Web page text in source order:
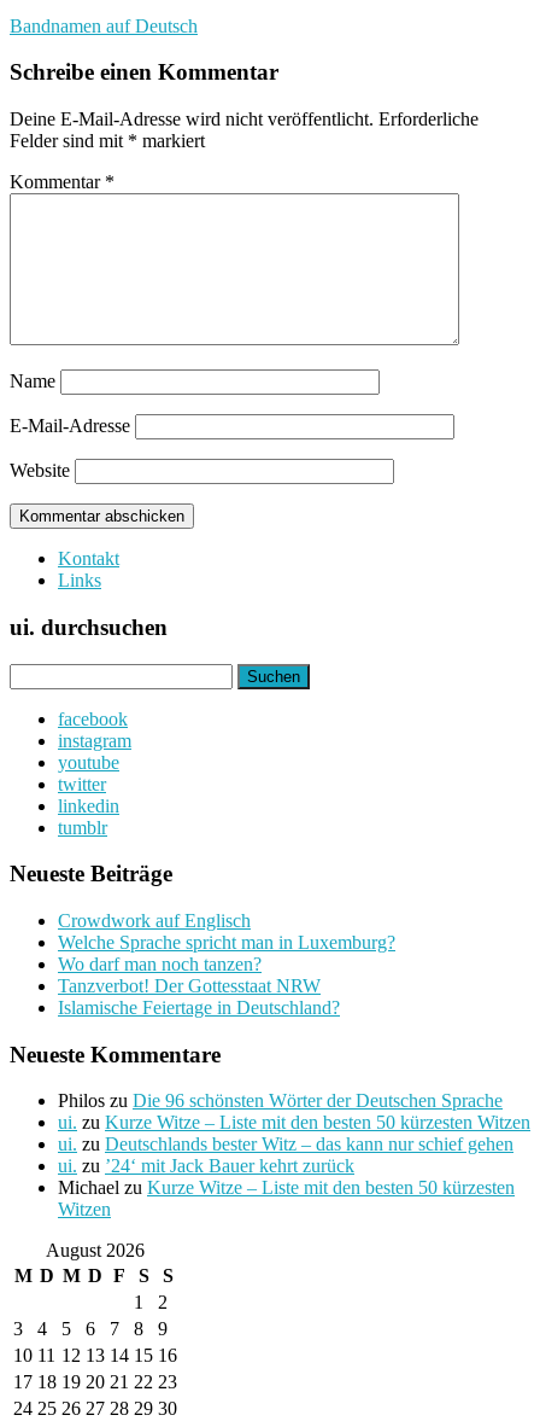
Bandnamen auf Deutsch
Schreibe einen Kommentar
Deine E-Mail-Adresse wird nicht veröffentlicht. Erforderliche
Felder sind mit * markiert
Kommentar *
Name
E-Mail-Adresse
Website
Kontakt
Links
ui. durchsuchen
nach:
facebook
instagram
youtube
twitter
linkedin
tumblr
Neueste Beiträge
Crowdwork auf Englisch
Welche Sprache spricht man in Luxemburg?
Wo darf man noch tanzen?
Tanzverbot! Der Gottesstaat NRW
Islamische Feiertage in Deutschland?
Neueste Kommentare
Philos zu Die 96 schönsten Wörter der Deutschen Sprache
ui. zu Kurze Witze – Liste mit den besten 50 kürzesten Witzen
ui. zu Deutschlands bester Witz – das kann nur schief gehen
ui. zu ’24‘ mit Jack Bauer kehrt zurück
Michael zu Kurze Witze – Liste mit den besten 50 kürzesten
Witzen
August 2026
M D M D F S
S
1
2
3
4 5 6 7 8
9
10 11 12 13 14 15 16
17 18 19 20 21 22 23
24 25 26 27 28 29 30